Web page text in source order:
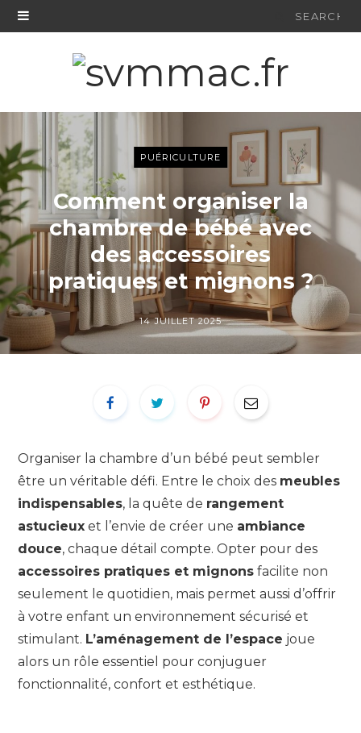
Search
PUÉRICULTURE
Comment organiser la
chambre de bébé avec
des accessoires
pratiques et mignons ?
14 JUILLET 2025
Organiser la chambre d’un bébé peut sembler
être un véritable défi. Entre le choix des meubles
indispensables, la quête de rangement
astucieux et l’envie de créer une ambiance
douce, chaque détail compte. Opter pour des
accessoires pratiques et mignons facilite non
seulement le quotidien, mais permet aussi d’offrir
à votre enfant un environnement sécurisé et
stimulant. L’aménagement de l’espace joue
alors un rôle essentiel pour conjuguer
fonctionnalité, confort et esthétique.